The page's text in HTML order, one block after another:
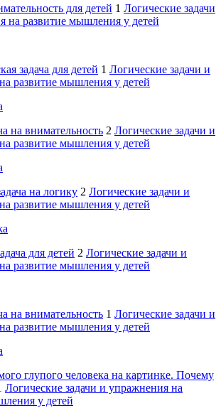
для детей 1 Логические задачи
на развитие мышления у детей
задача для детей 1 Логические задачи и
развитие мышления у детей
на внимательность 2 Логические задачи и
развитие мышления у детей
на логику 2 Логические задачи и
развитие мышления у детей
для детей 2 Логические задачи и
развитие мышления у детей
на внимательность 1 Логические задачи и
развитие мышления у детей
глупого человека на картинке. Почему
Логические задачи и упражнения на
у детей